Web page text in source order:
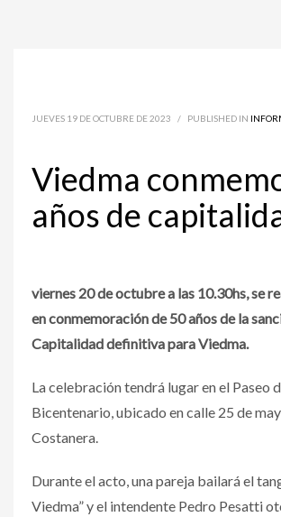
JUEVES 19 DE OCTUBRE DE 2023 / PUBLISHED IN
Viedma
años de
viernes 20 de octubre a las 10.30hs, se
en conmemoración de 50 años de la
Capitalidad definitiva para Viedma.
La celebración tendrá lugar en el Paseo
Bicentenario, ubicado en calle 25 de
Costanera.
Durante el acto, una pareja bailará el
Viedma” y el intendente Pedro Pesatti